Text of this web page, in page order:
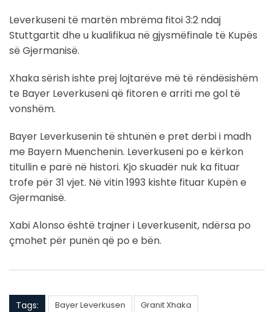
Leverkuseni të martën mbrëma fitoi 3:2 ndaj
Stuttgartit dhe u kualifikua në gjysmëfinale të Kupës
së Gjermanisë.
Xhaka sërish ishte prej lojtarëve më të rëndësishëm
te Bayer Leverkuseni që fitoren e arriti me gol të
vonshëm.
Bayer Leverkusenin të shtunën e pret derbi i madh
me Bayern Muenchenin. Leverkuseni po e kërkon
titullin e parë në histori. Kjo skuadër nuk ka fituar
trofe për 31 vjet. Në vitin 1993 kishte fituar Kupën e
Gjermanisë.
Xabi Alonso është trajner i Leverkusenit, ndërsa po
çmohet për punën që po e bën.
Tags: Bayer Leverkusen Granit Xhaka